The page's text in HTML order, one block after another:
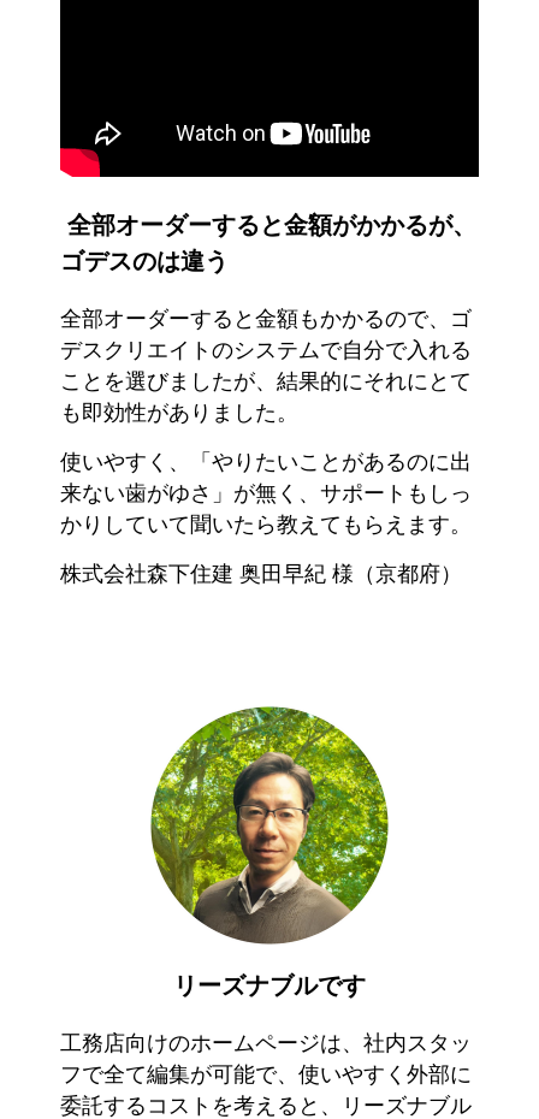
全部オーダーすると金額がかかるが、
ゴデスのは違う
全部オーダーすると金額もかかるので、ゴ
デスクリエイトのシステムで自分で入れる
ことを選びましたが、結果的にそれにとて
も即効性がありました。
使いやすく、「やりたいことがあるのに出
来ない歯がゆさ」が無く、サポートもしっ
かりしていて聞いたら教えてもらえます。
株式会社森下住建 奥田早紀 様（京都府）
リーズナブルです
工務店向けのホームページは、社内スタッ
フで全て編集が可能で、使いやすく外部に
委託するコストを考えると、リーズナブル